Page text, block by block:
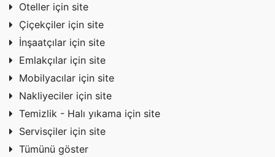
Oteller için site
Çiçekçiler için site
İnşaatçılar için site
Emlakçılar için site
Mobilyacılar için site
Nakliyeciler için site
Temizlik - Halı yıkama için site
Servisçiler için site
Tümünü göster